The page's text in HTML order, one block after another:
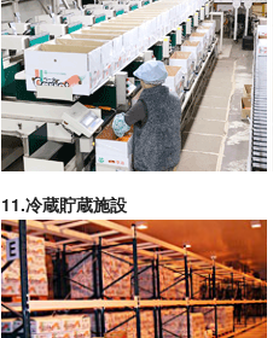
11.冷蔵貯蔵施設